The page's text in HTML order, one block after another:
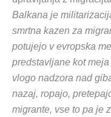
Balkana je
smrtna kazen za
potujejo v evropska
predstavljane kot meja
vlogo nadzora nad
nazaj, ropajo,
migrante, vse to pa je